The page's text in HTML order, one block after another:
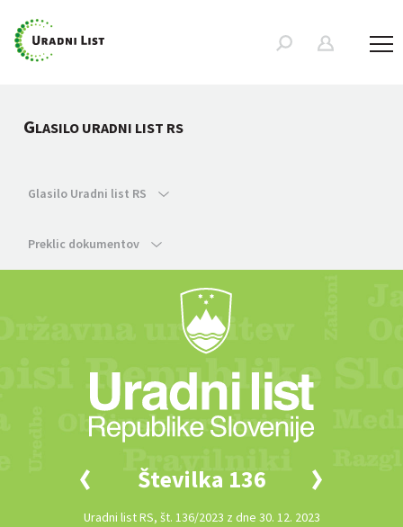
GLASILO URADNI LIST RS
Glasilo Uradni list RS
Preklic dokumentov
Številka 136
Uradni list RS, št. 136/2023 z dne 30. 12. 2023